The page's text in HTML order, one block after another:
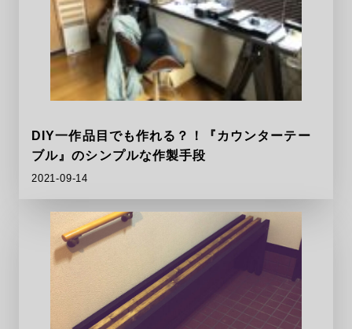
DIY一作品目でも作れる？！『カウンターテー
ブル』のシンプルな作製手段
2021-09-14